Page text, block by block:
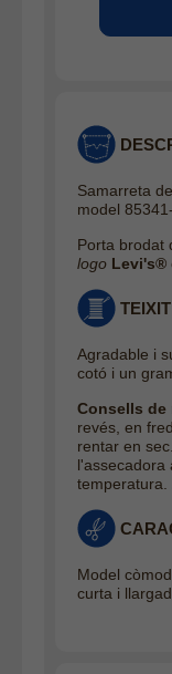
Roba interior
Samarreta
model
Porta brodat
logo Levi's®
TEIXIT
Agradable i
cotó i un
Consells de
revés, en
rentar en
l'assecadora
temperatura.
Model
curta i